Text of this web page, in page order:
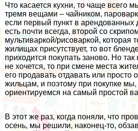
Что касается кухни, то чаще всего
тремя вещами – чайником,
если первый пункт в арендованных
есть почти всегда, второй со
мультиваркой/рисоваркой, которая
жилищах присутствует, то вот
приходится покупать заново. Но так
не хочется, то при смене места
его продавать отдавать или просто
жильцам, и поэтому при покупке
ориентируемся на самый простой
В этот же раз, когда поняли, что
осень, мы решили, наконец-то,